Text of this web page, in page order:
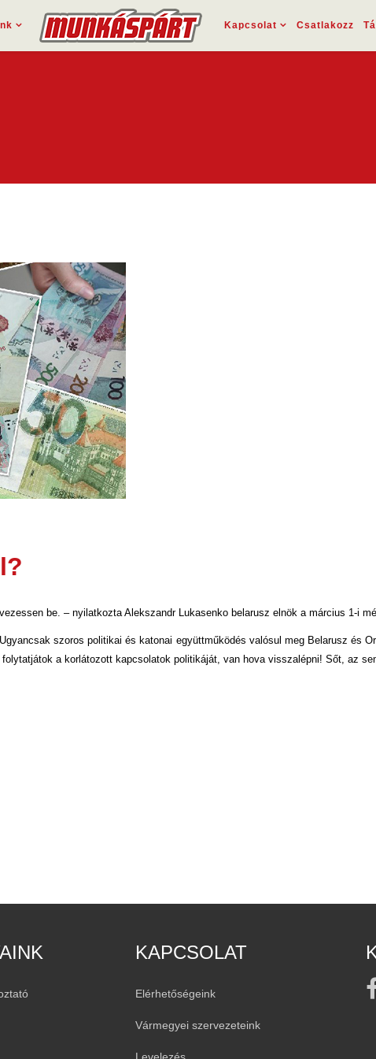
Kapcsolat Csatlakozz
be. – nyilatkozta Alekszandr Lukasenko belarusz elnök a március 1-i
szoros politikai és katonai együttműködés valósul meg Belarusz és
a korlátozott kapcsolatok politikáját, van hova visszalépni! Sőt, az
KAPCSOLAT
Elérhetőségeink
Vármegyei szervezeteink
Levelezés